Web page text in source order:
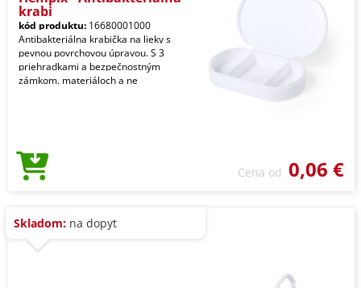
krabi
kód produktu: 16680001000
Antibakteriálna krabička na lieky s
pevnou povrchovou úpravou. S 3
priehradkami a bezpečnostným
zámkom. materiáloch a ne
Cena od 0,06 €
Skladom: na dopyt